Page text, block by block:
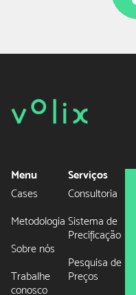
Menu
Cases
Metodologia
Sobre nós
Trabalhe
conosco
Serviços
Consultoria
Sistema de
Precificação
Pesquisa de
Preços